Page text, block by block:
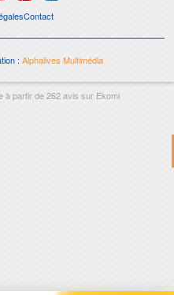
Contact
: Alphalives Multimédia
à partir de262avis sur Ekomi